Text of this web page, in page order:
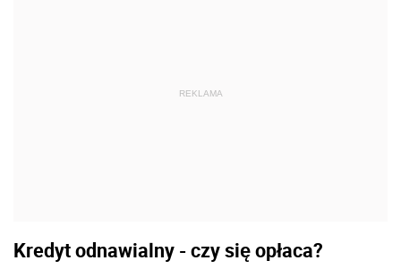
REKLAMA
Kredyt odnawialny - czy się opłaca?